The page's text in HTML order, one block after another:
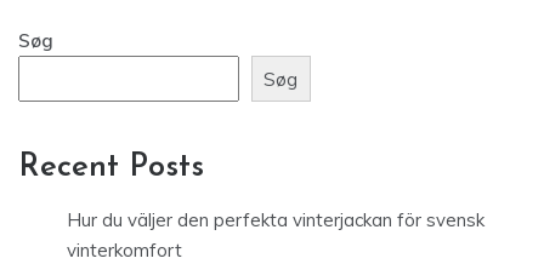
Søg
Søg
Recent Posts
Hur du väljer den perfekta vinterjackan för svensk
vinterkomfort